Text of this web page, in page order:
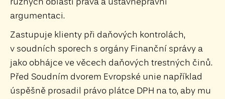
argumentaci.
Zastupuje klienty při daňových kontrolách,
v soudních sporech s orgány Finanční správy a
jako obhájce ve věcech daňových trestných činů.
Před Soudním dvorem Evropské unie například
úspěšně prosadil právo plátce DPH na to, aby mu